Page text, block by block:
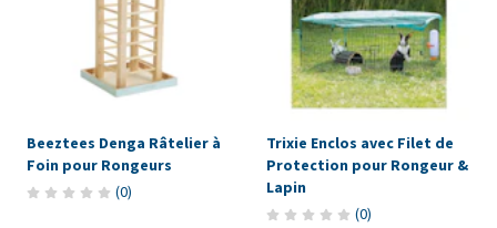
Beeztees Denga Râtelier à
Foin pour Rongeurs
(0)
Trixie Enclos avec Filet de
Protection pour Rongeur &
Lapin
(0)